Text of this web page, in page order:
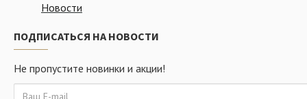
Новости
ПОДПИСАТЬСЯ НА НОВОСТИ
Не пропустите новинки и акции!